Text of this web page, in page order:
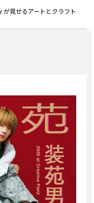
が見せるアートとクラフト